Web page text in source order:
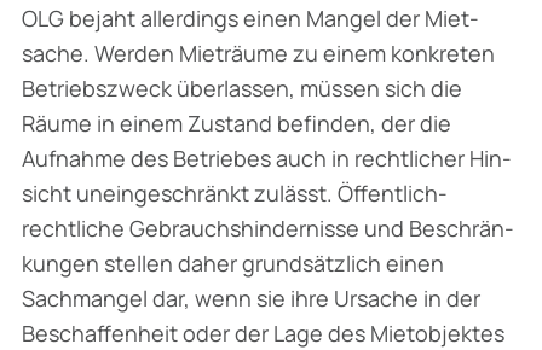
OLG bejaht allerdings einen Mangel der Miet­
sache. Werden Mieträume zu einem konkreten
Betriebszweck überlassen, müssen sich die
Räume in einem Zustand befinden, der die
Aufnahme des Betriebes auch in rechtlicher Hin­
sicht uneingeschränkt zulässt. Öffentlich-
rechtliche Gebrauchshindernisse und Beschrän­
kungen stellen daher grundsätzlich einen
Sachmangel dar, wenn sie ihre Ursache in der
Beschaffenheit oder der Lage des Mietobjektes